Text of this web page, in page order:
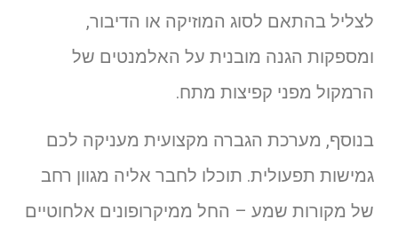
לצליל בהתאם לסוג המוזיקה או הדיבור,
ומספקות הגנה מובנית על האלמנטים של
הרמקול מפני קפיצות מתח.
בנוסף, מערכת הגברה מקצועית מעניקה לכם
גמישות תפעולית. תוכלו לחבר אליה מגוון רחב
של מקורות שמע – החל ממיקרופונים אלחוטיים